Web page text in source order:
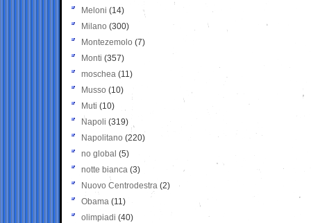
Meloni (14)
Milano (300)
Montezemolo (7)
Monti (357)
moschea (11)
Musso (10)
Muti (10)
Napoli (319)
Napolitano (220)
no global (5)
notte bianca (3)
Nuovo Centrodestra (2)
Obama (11)
olimpiadi (40)